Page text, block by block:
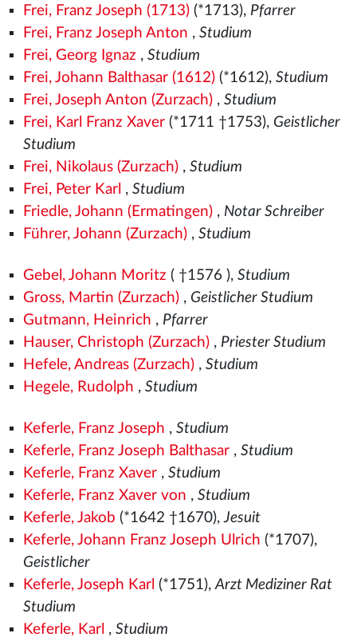
Frei, Franz Joseph (1713)(*1713), Pfarrer
Frei, Franz Joseph Anton , Studium
Frei, Georg Ignaz , Studium
Frei, Johann Balthasar (1612)(*1612), Studium
Frei, Joseph Anton (Zurzach), Studium
Frei, Karl Franz Xaver(*1711 †1753), Geistlicher
Studium
Frei, Nikolaus (Zurzach), Studium
Frei, Peter Karl , Studium
Friedle, Johann (Ermatingen), Notar Schreiber
Führer, Johann (Zurzach), Studium
Gebel, Johann Moritz ( †1576 ), Studium
Gross, Martin (Zurzach), Geistlicher Studium
Gutmann, Heinrich , Pfarrer
Hauser, Christoph (Zurzach), Priester Studium
Hefele, Andreas (Zurzach), Studium
Hegele, Rudolph , Studium
Keferle, Franz Joseph , Studium
Keferle, Franz Joseph Balthasar, Studium
Keferle, Franz Xaver, Studium
Keferle, Franz Xaver von , Studium
Keferle, Jakob (*1642 †1670),Jesuit
Keferle, Johann Franz Joseph Ulrich (*1707),
Geistlicher
Keferle, Joseph Karl (*1751),Arzt Mediziner Rat
Studium
Keferle, Karl , Studium